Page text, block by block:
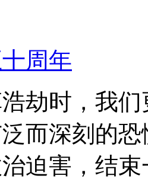
周年
劫时，我
而深刻的
迫害，结